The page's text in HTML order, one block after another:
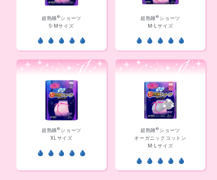
超熟睡® ショーツ
S-Mサイズ
超熟睡® ショーツ
M-Lサイズ
超熟睡® ショーツ
XLサイズ
超熟睡® ショーツ
オーガニックコットン
M-Lサイズ